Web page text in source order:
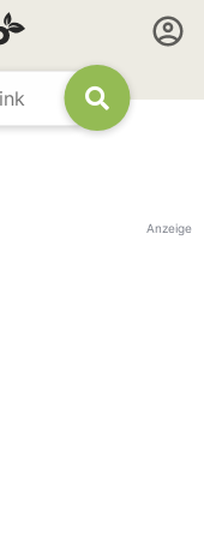
Anzeige